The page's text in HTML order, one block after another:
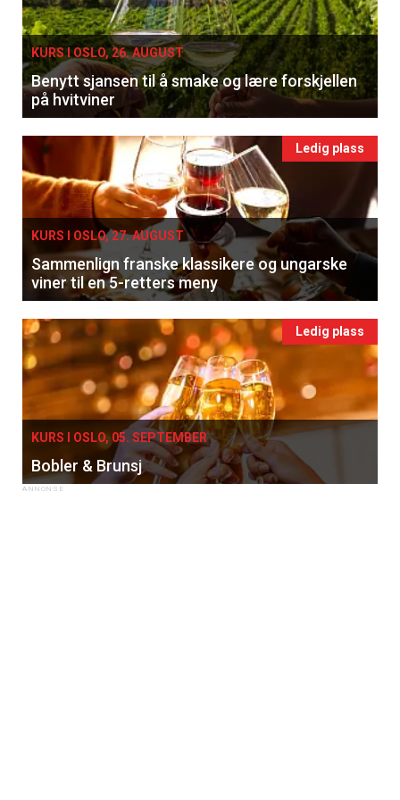
KURS I OSLO, 26. AUGUST
Benytt sjansen til å smake og lære forskjellen
på hvitviner
Ledig plass
KURS I OSLO, 27. AUGUST
Sammenlign franske klassikere og ungarske
viner til en 5-retters meny
Ledig plass
KURS I OSLO, 05. SEPTEMBER
Bobler & Brunsj